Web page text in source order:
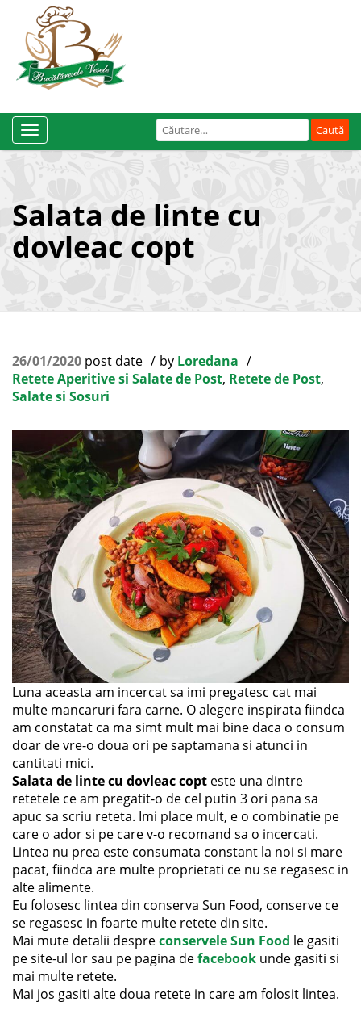
Caută
după:
Toggle
Navigation
Salata de linte cu
dovleac copt
26/01/2020 post date by Loredana
Retete Aperitive si Salate de Post, Retete de Post,
Salate si Sosuri
Luna aceasta am incercat sa imi pregatesc cat mai
multe mancaruri fara carne. O alegere inspirata fiindca
am constatat ca ma simt mult mai bine daca o consum
doar de vre-o doua ori pe saptamana si atunci in
cantitati mici.
Salata de linte cu dovleac copt este una dintre
retetele ce am pregatit-o de cel putin 3 ori pana sa
apuc sa scriu reteta. Imi place mult, e o combinatie pe
care o ador si pe care v-o recomand sa o incercati.
Lintea nu prea este consumata constant la noi si mare
pacat, fiindca are multe proprietati ce nu se regasesc in
alte alimente.
Eu folosesc lintea din conserva Sun Food, conserve ce
se regasesc in foarte multe retete din site.
Mai mute detalii despreconservele Sun Food le gasiti
pe site-ul lor sau pe pagina defacebook unde gasiti si
mai multe retete.
Mai jos gasiti alte doua retete in care am folosit lintea.